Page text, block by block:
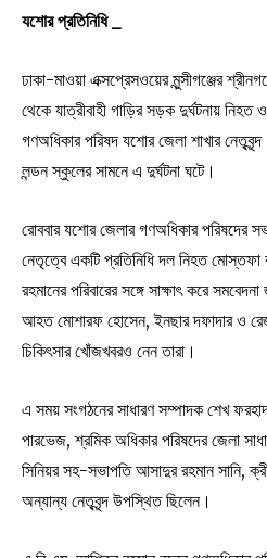
যশোর প্রতিনিধি _
ঢাকা-মাওয়া এক্সপ্রেসওয়ের মুন্সীগঞ্জের
থেকে যাত্রীবাহী গাড়ির সড়ক দুর্ঘটনায়
গণঅধিকার পরিষদ যশোর জেলা শাখার
লন্ডন স্কুলের সামনে এ দুর্ঘটনা ঘটে।
রোববার যশোর জেলার গণঅধিকার পরিষদের
নেতৃত্বে একটি প্রতিনিধি দল নিহত
রহমানের পরিবারের সঙ্গে সাক্ষাৎ করে
আহত মোশারফ হোসেন, ইনছার দফাদার ও
চিকিৎসার খোঁজখবরও নেন তারা।
এ সময় সংগঠনের সাধারণ সম্পাদক শেখ
পারভেজ, শ্রমিক অধিকার পরিষদের জেলা
সিনিয়র সহ-সভাপতি আসাদুর রহমান সানি,
অন্যান্য নেতৃবৃন্দ উপস্থিত ছিলেন।